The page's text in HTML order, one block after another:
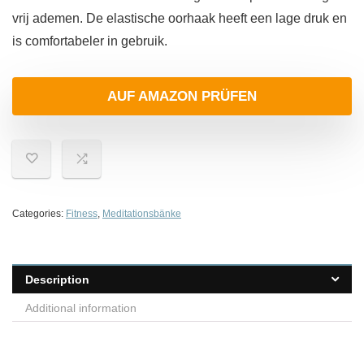
vrij ademen. De elastische oorhaak heeft een lage druk en
is comfortabeler in gebruik.
AUF AMAZON PRÜFEN
Categories: Fitness, Meditationsbänke
Description
Additional information